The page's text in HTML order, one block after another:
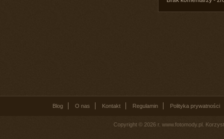
Blog O nas Kontakt Regulamin Polityka prywatności
Copyright © 2026 r. www.fotomody.pl.